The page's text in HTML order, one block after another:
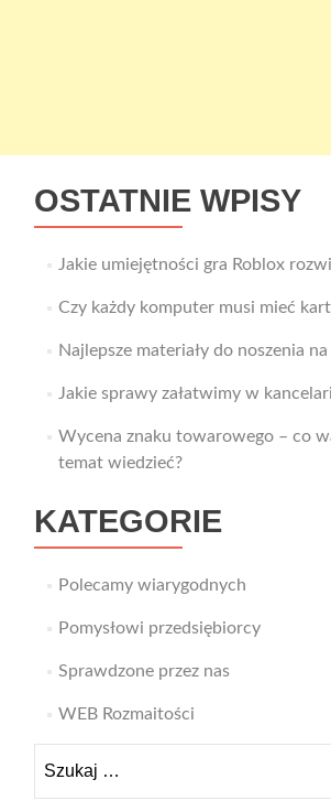
OSTATNIE WPISY
Jakie umiejętności gra Roblox
Czy każdy komputer musi mieć
Najlepsze materiały do noszenia
Jakie sprawy załatwimy w
Wycena znaku towarowego – co
temat wiedzieć?
KATEGORIE
Polecamy wiarygodnych
Pomysłowi przedsiębiorcy
Sprawdzone przez nas
WEB Rozmaitości